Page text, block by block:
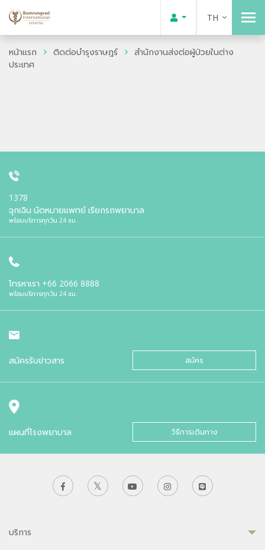
TH
หน้าแรก ติดต่อบำรุงราษฎร์
สำนักงานส่งต่อผู้ป่วยในต่าง
ประเทศ
1378
ฉุกเฉิน นัดหมายแพทย์ เรียกรถพยาบาล
พร้อมบริการทุกวัน 24 ชม.
โทรหาเรา +66 2066 8888
พร้อมบริการทุกวัน 24 ชม.
สมัครรับข่าวสาร สมัคร
แผนที่โรงพยาบาล วิธีการเดินทาง
บริการ